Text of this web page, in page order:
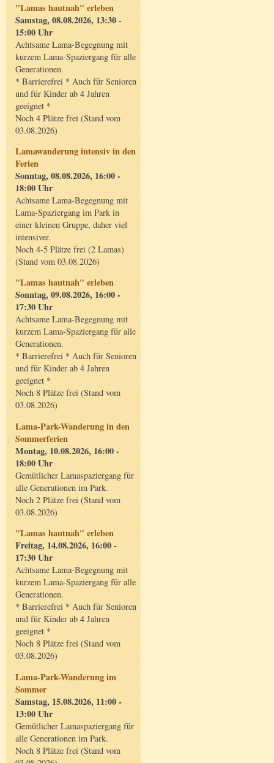
"Lamas hautnah" erleben
Samstag, 08.08.2026, 13:30 -
15:00 Uhr
Achtsame Lama-Begegnung mit
kurzem Lama-Spaziergang für alle
Generationen.
* Barrierefrei * Auch für Senioren
und für Kinder ab 4 Jahren
geeignet *
Noch 4 Plätze frei (Stand vom
03.08.2026)
Lamawanderung intensiv in den
Ferien
Sonntag, 08.08.2026, 16:00 -
18:00 Uhr
Achtsame Lama-Begegnung mit
Lama-Spaziergang im Park in
einer kleinen Gruppe, daher viel
intensiver.
Noch 4-5 Plätze frei (2 Lamas)
(Stand vom 03.08.2026)
"Lamas hautnah" erleben
Sonntag, 09.08.2026, 16:00 -
17:30 Uhr
Achtsame Lama-Begegnung mit
kurzem Lama-Spaziergang für alle
Generationen.
* Barrierefrei * Auch für Senioren
und für Kinder ab 4 Jahren
geeignet *
Noch 8 Plätze frei (Stand vom
03.08.2026)
Lama-Park-Wanderung in den
Sommerferien
Montag, 10.08.2026, 16:00 -
18:00 Uhr
Gemütlicher Lamaspaziergang für
alle Generationen im Park.
Noch 2 Plätze frei (Stand vom
03.08.2026)
"Lamas hautnah" erleben
Freitag, 14.08.2026, 16:00 -
17:30 Uhr
Achtsame Lama-Begegnung mit
kurzem Lama-Spaziergang für alle
Generationen.
* Barrierefrei * Auch für Senioren
und für Kinder ab 4 Jahren
geeignet *
Noch 8 Plätze frei (Stand vom
03.08.2026)
Lama-Park-Wanderung im
Sommer
Samstag, 15.08.2026, 11:00 -
13:00 Uhr
Gemütlicher Lamaspaziergang für
alle Generationen im Park.
Noch 8 Plätze frei (Stand vom